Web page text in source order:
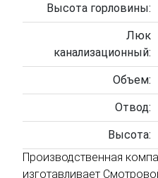
Высота горловины:
Люк
канализационный:
Объем:
Отвод:
Высота:
Производственная
изготавливает